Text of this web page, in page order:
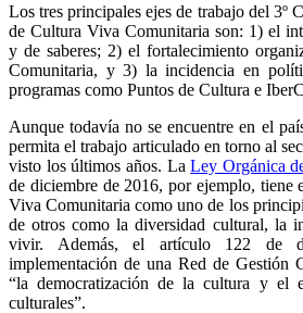
Los tres principales ejes de trabajo del 3º
de Cultura Viva Comunitaria son: 1) el
y de saberes; 2) el fortalecimiento
Comunitaria, y 3) la incidencia en
programas como Puntos de Cultura e
Aunque todavía no se encuentre en el
permita el trabajo articulado en torno al
visto los últimos años. LaLey Orgánica
de diciembre de 2016, por ejemplo, tiene
Viva Comunitaria como uno de los
de otros como la diversidad cultural, la
vivir. Además, el artículo 122 de
implementación de una Red de Gestión
“la democratización de la cultura y el
culturales”.